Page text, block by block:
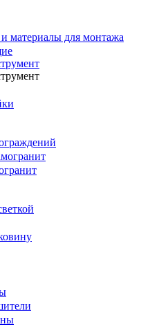
материалы для монтажа